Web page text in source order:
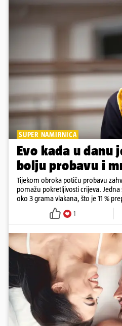
SUPER NAMIRNICA
Evo kada u danu
bolju probavu i
Tijekom obroka potiču probavu
pomažu pokretljivosti crijeva.
oko 3 grama vlakana, što je 11 %
1